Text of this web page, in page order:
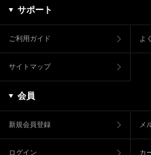
サポート
ご利用ガイド よ
サイトマップ
会員
新規会員登録 メ
ログイン カ